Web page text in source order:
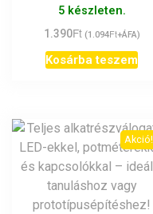
5 készleten.
1.390Ft (1.094Ft+ÁFA)
Kosárba teszem
Akció!